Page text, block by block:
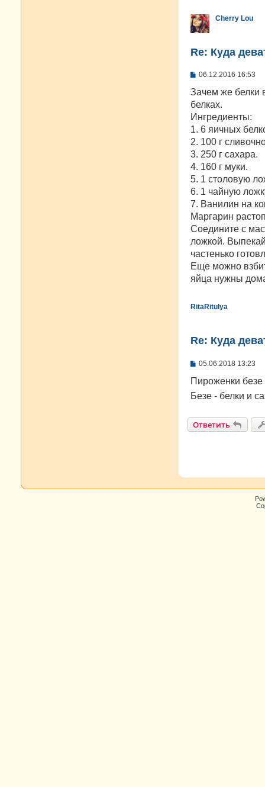
и
е
Cherry Lou
Re: Куда
С
о
щ
е
и
06.12.2016 16:53
Зачем же белки
белках.
Ингредиенты:
1. 6 яичных
2. 100 г
3. 250 г сахара.
4. 160 г муки.
5. 1 столовую
6. 1 чайную
7. Ванилин на
Маргарин
Соедините с
ложкой.
частенько
Еще можно
яйца нужны
RitaRitulya
Re: Куда
С
о
щ
и
е
05.06.2018 13:23
Пироженки безе
Безе - белки и
Ответить